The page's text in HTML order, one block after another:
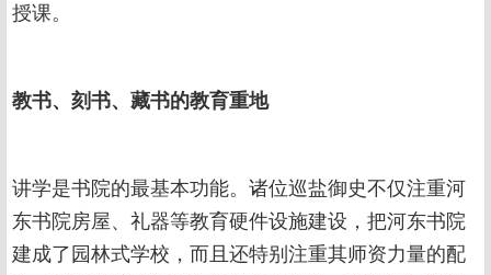
授课。
教书、刻书、藏书的教育重地
讲学是书院的最基本功能。诸位巡盐御史不仅注重河
东书院房屋、礼器等教育硬件设施建设，把河东书院
建成了园林式学校，而且还特别注重其师资力量的配